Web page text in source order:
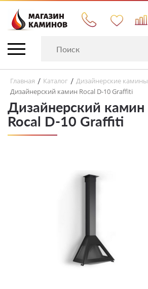
Главная / Каталог / Дизайнерские камины
Дизайнерский камин Rocal D-10 Graffiti
Дизайнерский камин
Rocal D-10 Graffiti